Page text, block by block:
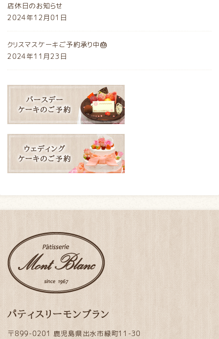
店休日のお知らせ
2024年12月01日
クリスマスケーキご予約承り中🎂
2024年11月23日
パティスリーモンブラン
〒899-0201 鹿児島県出水市緑町11-30